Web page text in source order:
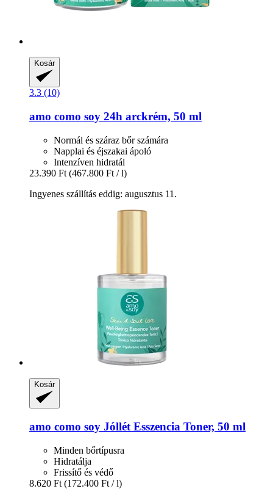
Kosár
3.3 (10)
amo como soy 24h arckrém, 50 ml
Normál és száraz bőr számára
Napplai és éjszakai ápoló
Intenzíven hidratál
23.390 Ft (467.800 Ft / l)
Ingyenes szállítás eddig: augusztus 11.
Kosár
amo como soy Jóllét Esszencia Toner, 50 ml
Minden bőrtípusra
Hidratálja
Frissítő és védő
8.620 Ft (172.400 Ft / l)